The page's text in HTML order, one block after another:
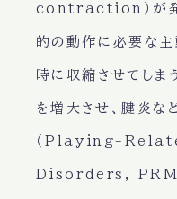
contraction）が発
的の動作に必要な主
時に収縮させてしま
を増大させ、腱炎な
（Playing-
Disorders,